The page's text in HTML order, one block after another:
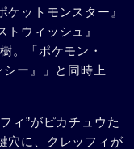
ットモンスター』
ウィッシュ』
。「ポケモン・
ー』」と同時上
ィ”がピカチュウた
穴に、クレッフィが